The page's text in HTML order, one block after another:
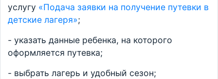
услугу «Подача заявки на получение путевки в
детские лагеря»;
- указать данные ребенка, на которого
оформляется путевка;
- выбрать лагерь и удобный сезон;